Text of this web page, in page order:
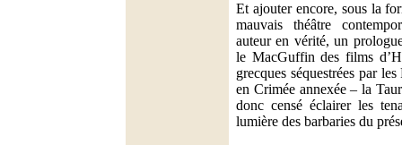
Et ajouter encore, sous la
mauvais théâtre
auteur en vérité, un
le MacGuffin des films
grecques séquestrées par
en Crimée annexée – la
donc censé éclairer les
lumière des barbaries du